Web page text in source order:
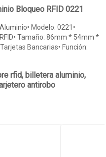
Bloqueo RFID 0221
Modelo: 0221•
Tamaño: 86mm * 54mm *
Bancarias• Función:
rfid, billetera aluminio,
antirobo